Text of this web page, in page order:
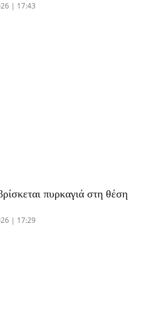
| 17:43
πυρκαγιά στη θέση
| 17:29